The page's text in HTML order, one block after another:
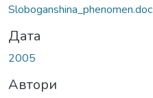
Sloboganshina_phenomen.doc
Дата
2005
Автори